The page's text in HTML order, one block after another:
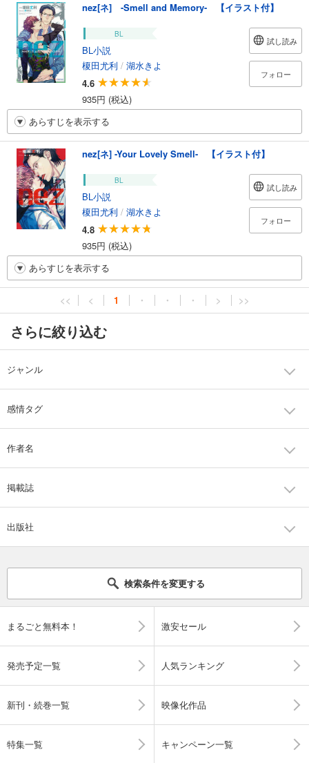
nez[ネ] -Smell and Memory- 【イラスト付】
BL
BL小説
榎田尤利 / 湖水きよ
4.6
935円 (税込)
試し読み
フォロー
あらすじを表示する
nez[ネ] -Your Lovely Smell- 【イラスト付】
BL
BL小説
榎田尤利 / 湖水きよ
4.8
935円 (税込)
試し読み
フォロー
あらすじを表示する
<< < 1 ・ ・ ・ > >>
さらに絞り込む
ジャンル
感情タグ
作者名
掲載誌
出版社
検索条件を変更する
まるごと無料本！ 激安セール
発売予定一覧 人気ランキング
新刊・続巻一覧 映像化作品
特集一覧 キャンペーン一覧